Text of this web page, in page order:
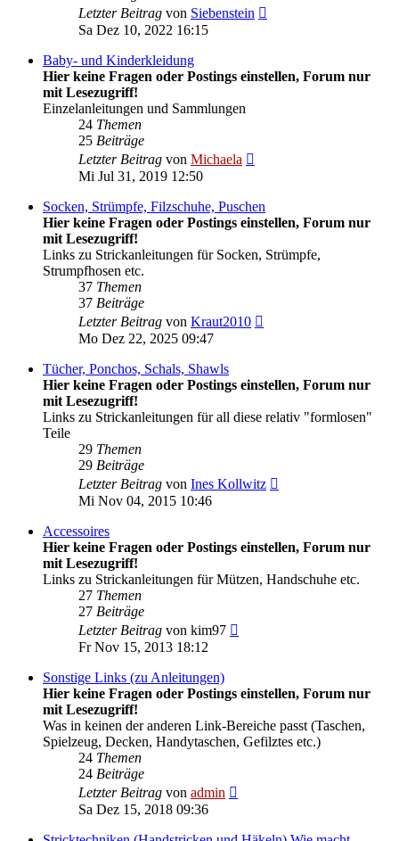
Letzter Beitrag von Siebenstein
Sa Dez 10, 2022 16:15
Baby- und Kinderkleidung
Hier keine Fragen oder Postings einstellen, Forum nur
mit Lesezugriff!
Einzelanleitungen und Sammlungen
24 Themen
25 Beiträge
Letzter Beitrag von Michaela
Mi Jul 31, 2019 12:50
Socken, Strümpfe, Filzschuhe, Puschen
Hier keine Fragen oder Postings einstellen, Forum nur
mit Lesezugriff!
Links zu Strickanleitungen für Socken, Strümpfe,
Strumpfhosen etc.
37 Themen
37 Beiträge
Letzter Beitrag von Kraut2010
Mo Dez 22, 2025 09:47
Tücher, Ponchos, Schals, Shawls
Hier keine Fragen oder Postings einstellen, Forum nur
mit Lesezugriff!
Links zu Strickanleitungen für all diese relativ "formlosen"
Teile
29 Themen
29 Beiträge
Letzter Beitrag von Ines Kollwitz
Mi Nov 04, 2015 10:46
Accessoires
Hier keine Fragen oder Postings einstellen, Forum nur
mit Lesezugriff!
Links zu Strickanleitungen für Mützen, Handschuhe etc.
27 Themen
27 Beiträge
Letzter Beitrag von kim97
Fr Nov 15, 2013 18:12
Sonstige Links (zu Anleitungen)
Hier keine Fragen oder Postings einstellen, Forum nur
mit Lesezugriff!
Was in keinen der anderen Link-Bereiche passt (Taschen,
Spielzeug, Decken, Handytaschen, Gefilztes etc.)
24 Themen
24 Beiträge
Letzter Beitrag von admin
Sa Dez 15, 2018 09:36